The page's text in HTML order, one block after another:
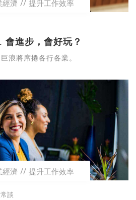
經濟 提升工作效率
會進步，會好玩？
浪將席捲各行各業。
經濟 提升工作效率
談